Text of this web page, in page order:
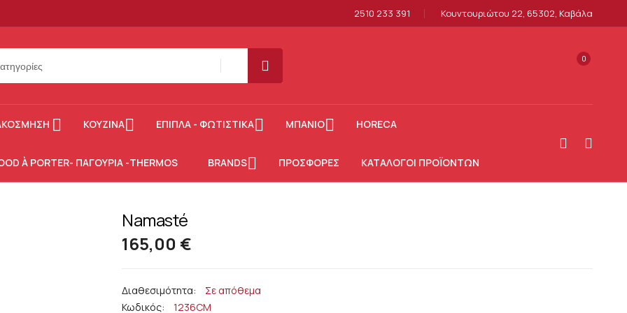
2510 233 391 Κουντουριώτου 22, 65302, Καβάλα
SEARCH
0
ΚΟΥΖΊΝΑ ΈΠΙΠΛΑ - ΦΩΤΙΣΤΙΚΆ ΜΠΆΝΙΟ HORECA
À PORTER- ΠΑΓΟΎΡΙΑ -THERMOS BRANDS ΠΡΟΣΦΟΡΕΣ ΚΑΤΆΛΟΓΟΙ ΠΡΟΪΌΝΤΩΝ
Namasté
165,00 €
Σε απόθεμα
Κωδικός
1236CM